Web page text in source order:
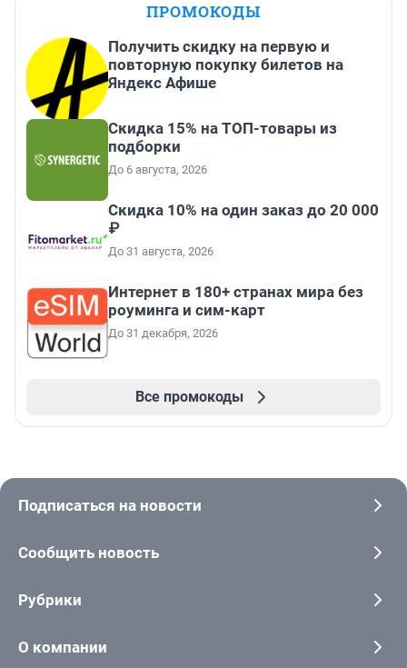
ПРОМОКОДЫ
Получить скидку на первую и
повторную покупку билетов на
Яндекс Афише
Скидка 15% на ТОП-товары из
подборки
До 6 августа, 2026
Скидка 10% на один заказ до 20 000
₽
До 31 августа, 2026
Интернет в 180+ странах мира без
роуминга и сим-карт
До 31 декабря, 2026
Все промокоды
Подписаться на новости
Сообщить новость
Рубрики
О компании